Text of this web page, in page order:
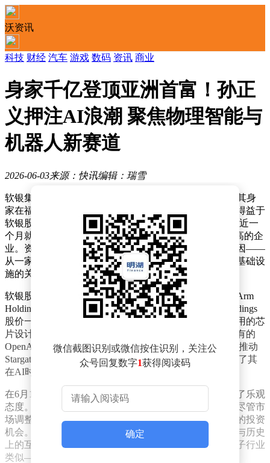
沃资讯
科技 财经 汽车 游戏 数码 资讯 商业
身家千亿登顶亚洲首富！孙正
义押注AI浪潮 聚焦物理智能与
机器人新赛道
2026-06-03来源：快讯编辑：瑞雪
软银集团创始人兼CEO孙正义近日再度成为亚洲首富，其身
家在福布斯实时富豪榜上攀升至1007亿美元。这一成就得益于
软银股价的显著上涨，过去一年累计涨幅约350%，仅最近一
个月就上涨约57%，甚至一度超越丰田成为日本市值最高的企
业。资本市场对软银的重新定位是其股价飙升的核心原因——
从一家投资科技初创企业的公司，转变为全球人工智能基础设
施的关键参与者。
软银股价的强劲表现主要归功于其持有的芯片设计公司Arm
Holdings的87%股份。随着AI算力需求的爆发，Arm Holdings
股价一路攀升，投资者对其适用于数据中心人工智能应用的芯
片设计趋之若鹜，目前市值已达约3750亿美元。软银持有的
OpenAI 11%股份也因估值提升而受到关注。公司还通过推动
Stargate项目及欧美超大规模数据中心建设，进一步巩固了其
在AI时代的“基础设施平台”地位。
在6月1日的采访中，孙正义对人工智能产业的前景表达了乐观
态度。他指出，人工智能浪潮的规模是互联网的50倍，尽管市
场调整不可避免，但这种调整期往往蕴含着极具吸引力的投资
机会。他驳斥了行业存在泡沫的说法，认为当前的热潮与历史
上的互联网泡沫或1929年华尔街股市崩盘后的汽车和电子行业
类似——短期波动后是长期的持续增长。
微信截图识别或微信按住识别，关注公
众号回复数字1获得阅读码
确定